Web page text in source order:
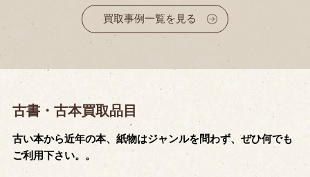
買取事例一覧を見る
古書・古本買取品目
古い本から近年の本、紙物はジャンルを問わず、ぜひ何でも
ご利用下さい。。